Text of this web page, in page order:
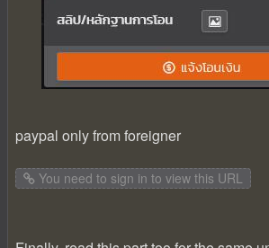
paypal only from foreigner
You need to sign in to view this URL